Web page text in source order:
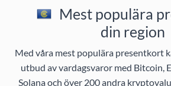
Mest populära
din region
Med våra mest populära presentkort
utbud av vardagsvaror med Bitcoin,
Solana och över 200 andra